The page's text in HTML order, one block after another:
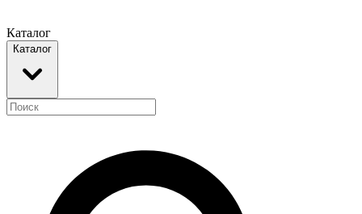
Каталог
Каталог